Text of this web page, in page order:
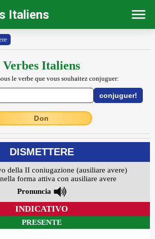
Italiens
Verbes Italiens
le verbe que vous souhaitez conjuguer:
Don
DISMETTERE
della II coniugazione (ausiliare avere)
forma attiva con ausiliare avere
Pronuncia
INDICATIVO
PRESENTE